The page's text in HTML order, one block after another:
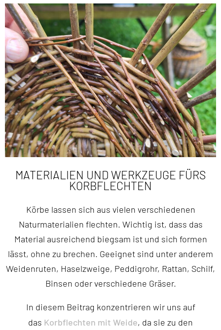
MATERIALIEN UND WERKZEUGE FÜRS
KORBFLECHTEN
Körbe lassen sich aus vielen verschiedenen
Naturmaterialien flechten. Wichtig ist, dass das
Material ausreichend biegsam ist und sich formen
lässt, ohne zu brechen. Geeignet sind unter anderem
Weidenruten, Haselzweige, Peddigrohr, Rattan, Schilf,
Binsen oder verschiedene Gräser.
In diesem Beitrag konzentrieren wir uns auf
das Korbflechten mit Weide, da sie zu den